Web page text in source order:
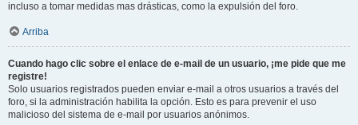
incluso a tomar medidas mas drásticas, como la expulsión del foro.
Arriba
Cuando hago clic sobre el enlace de e-mail de un usuario, ¡me pide que me
registre!
Solo usuarios registrados pueden enviar e-mail a otros usuarios a través del
foro, si la administración habilita la opción. Esto es para prevenir el uso
malicioso del sistema de e-mail por usuarios anónimos.